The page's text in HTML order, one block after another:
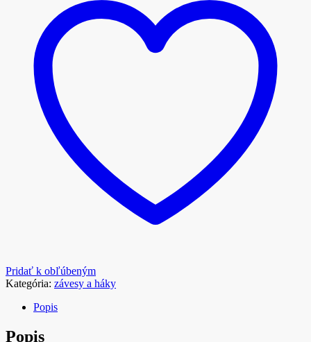
Pridať k obľúbeným
Kategória: závesy a háky
Popis
Popis